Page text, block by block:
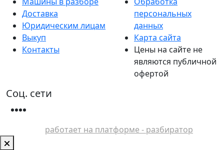
Доставка
Юридическим лицам
Выкуп
Контакты
персональных
данных
Карта сайта
Цены на сайте не
являются публичной
офертой
Соц. сети
работает на платформе - разбиратор